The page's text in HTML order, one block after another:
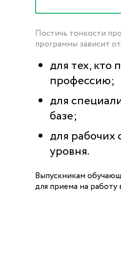
Постичь тонкости
программы зависит
для тех, кто
профессию;
для
базе;
для
уровня.
Выпускникам
для приема на работу